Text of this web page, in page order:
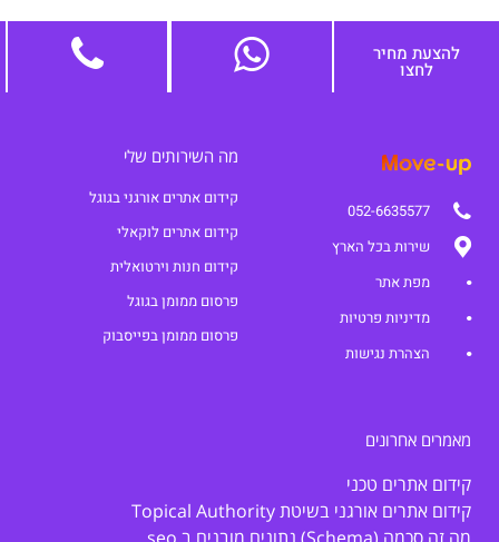
להצעת מחיר
לחצו
052-6635577
שירות בכל הארץ
מפת אתר
מדיניות פרטיות
הצהרת נגישות
מה השירותים שלי
קידום אתרים אורגני בגוגל
קידום אתרים לוקאלי
קידום חנות וירטואלית
פרסום ממומן בגוגל
פרסום ממומן בפייסבוק
מאמרים אחרונים
קידום אתרים טכני
קידום אתרים אורגני בשיטת Topical Authority